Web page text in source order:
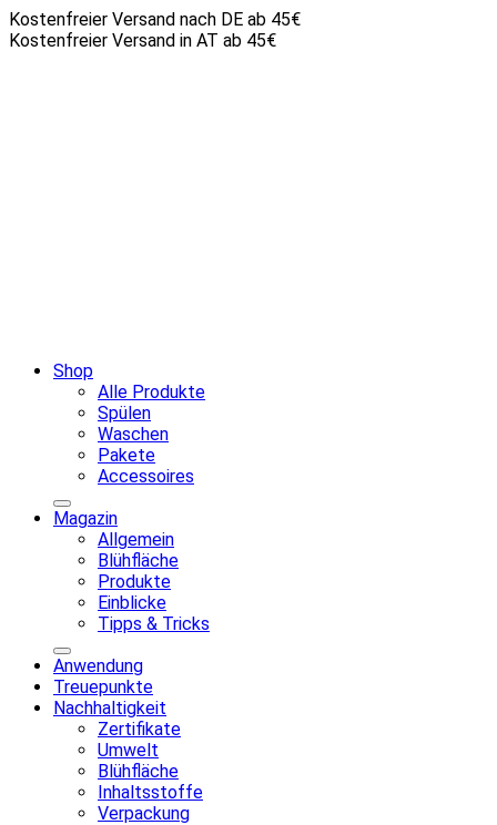
Kostenfreier Versand nach DE ab 45€
Kostenfreier Versand in AT ab 45€
Shop
Alle Produkte
Spülen
Waschen
Pakete
Accessoires
Magazin
Allgemein
Blühfläche
Produkte
Einblicke
Tipps & Tricks
Anwendung
Treuepunkte
Nachhaltigkeit
Zertifikate
Umwelt
Blühfläche
Inhaltsstoffe
Verpackung